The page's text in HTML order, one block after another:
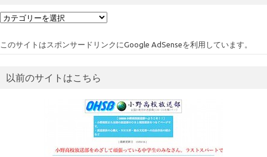
カ
リ
このサイトはスポンサードリンクにGoogle AdSenseを利用しています。
以前のサイトはこちら